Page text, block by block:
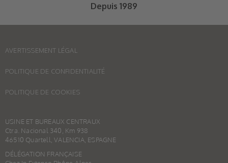
Depuis 1989
AVERTISSEMENT LÉGAL
POLITIQUE DE CONFIDENTIALITÉ
POLITIQUE DE COOKIES
USINE ET BUREAUX CENTRAUX
Ctra. Nacional 340, Km 938
46510 Quartell, VALENCIA, ESPAGNE
DÉLÉGATION FRANÇAISE